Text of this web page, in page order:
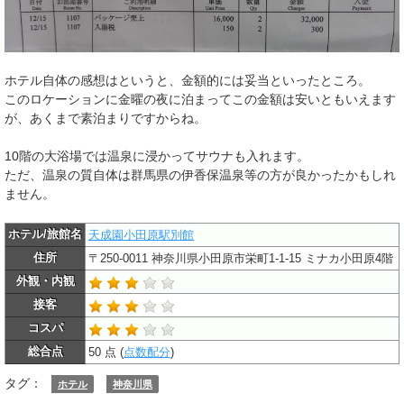
ホテル自体の感想はというと、金額的には妥当といったところ。
このロケーションに金曜の夜に泊まってこの金額は安いともいえます
が、あくまで素泊まりですからね。
10階の大浴場では温泉に浸かってサウナも入れます。
ただ、温泉の質自体は群馬県の伊香保温泉等の方が良かったかもしれ
ません。
ホテル/旅館名 天成園小田原駅別館
住所
〒250-0011 神奈川県小田原市栄町1-1-15 ミナカ小田原4階
外観・内観
接客
コスパ
総合点
50 点 (点数配分)
タグ： ホテル 神奈川県